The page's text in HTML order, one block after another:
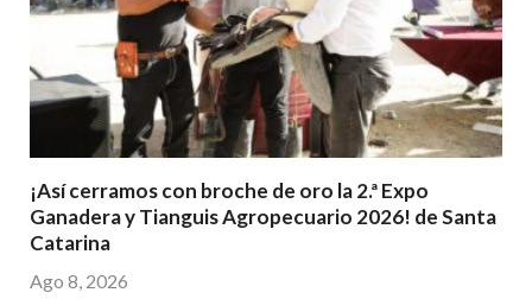
¡Así cerramos con broche de oro la 2.ª Expo
Ganadera y Tianguis Agropecuario 2026! de Santa
Catarina
Ago 8, 2026